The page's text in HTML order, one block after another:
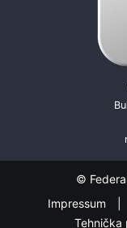
©
Impressum
Tehnička